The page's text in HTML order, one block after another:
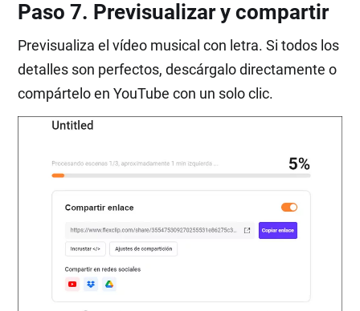
Paso 7. Previsualizar y compartir
Previsualiza el vídeo musical con letra. Si todos los
detalles son perfectos, descárgalo directamente o
compártelo en YouTube con un solo clic.